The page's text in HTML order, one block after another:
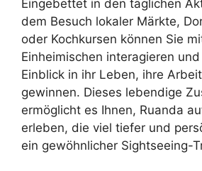
Eingebettet in den täglichen
dem Besuch lokaler Märkte,
oder Kochkursen können Sie
Einheimischen interagieren
Einblick in ihr Leben, ihre
gewinnen. Dieses lebendige
ermöglicht es Ihnen, Ruanda
erleben, die viel tiefer und
ein gewöhnlicher Sightseeing-